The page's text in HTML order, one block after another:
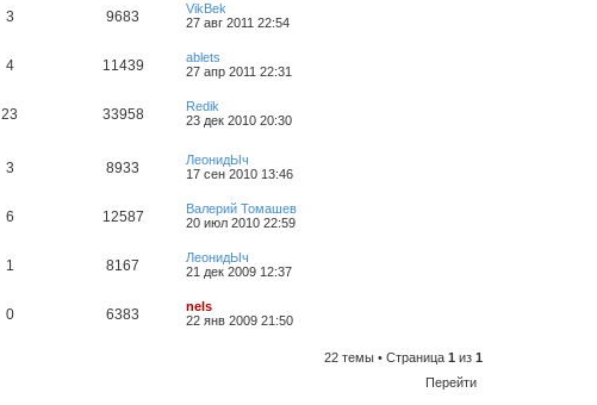
3 9683
VikBek
27 авг 2011 22:54
4 11439
ablets
27 апр 2011 22:31
23 33958
Redik
23 дек 2010 20:30
3 8933
ЛеонидЫч
17 сен 2010 13:46
6 12587
Валерий Томашев
20 июл 2010 22:59
1 8167
ЛеонидЫч
21 дек 2009 12:37
0 6383
nels
22 янв 2009 21:50
22 темы • Страница 1 из 1
Перейти